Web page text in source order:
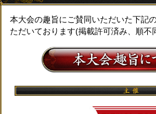
本大会の趣旨にご賛同いただいた下記
ただいております(掲載許可済み、順不